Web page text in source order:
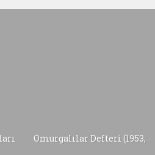
Omurgalılar Defteri (1953,